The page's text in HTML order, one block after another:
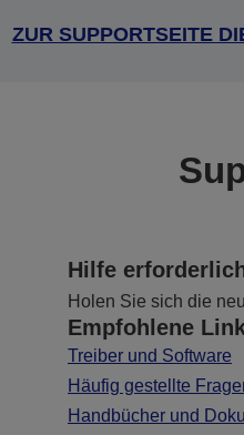
ZUR SUPPORTSEITE
Hilfe
Holen Sie sich die
Empfohlene
Treiber und Software
Häufig gestellte
Handbücher und